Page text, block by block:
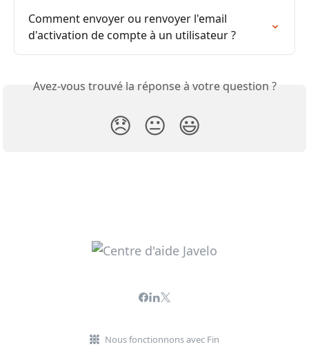
Comment envoyer ou renvoyer l'email
d'activation de compte à un utilisateur ?
Avez-vous trouvé la réponse à votre question ?
😞 😐 😃
Nous fonctionnons avec Fin